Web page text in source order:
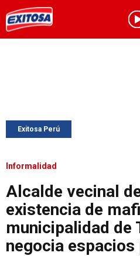
Exitosa Perú
Informalidad
Alcalde vecinal
existencia de
municipalidad de
negocia